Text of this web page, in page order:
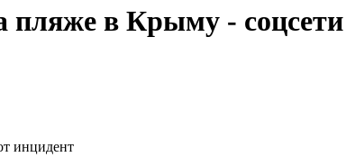
пляже в Крыму - соцсети
инцидент